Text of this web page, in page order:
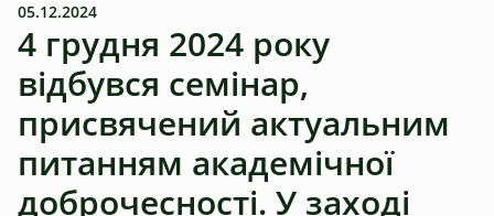
05.12.2024
4 грудня 2024 року
відбувся семінар,
присвячений актуальним
питанням академічної
доброчесності. У заході